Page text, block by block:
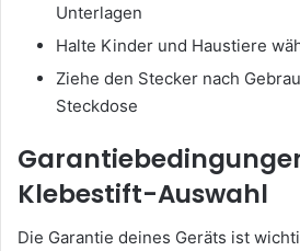
Unterlagen
Halte Kinder und Haustiere
Ziehe den Stecker nach
Steckdose
Klebestift-Auswahl
Die Garantie deines Geräts ist